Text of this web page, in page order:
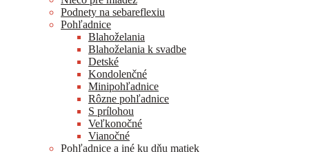
Podnety na sebareflexiu
Pohľadnice
Blahoželania
Blahoželania k svadbe
Detské
Kondolenčné
Minipohľadnice
Rôzne pohľadnice
S prílohou
Veľkonočné
Vianočné
Pohľadnice a iné ku dňu matiek